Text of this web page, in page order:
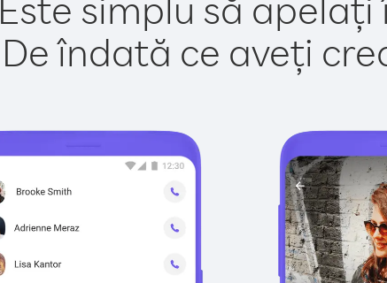
De îndată ce aveți